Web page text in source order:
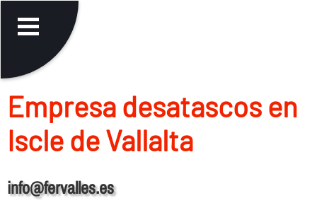
Empresa desatascos en
Iscle de Vallalta
info@fervalles.es